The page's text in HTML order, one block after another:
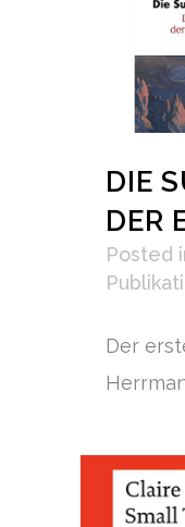
DIE
DER
Posted
Der